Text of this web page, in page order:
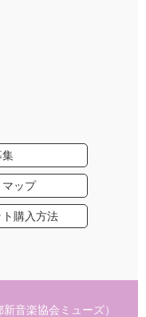
集
ップ
購入方法
音楽協会ミューズ）